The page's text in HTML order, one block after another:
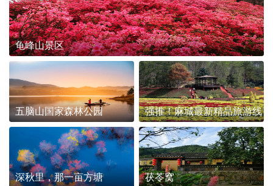
龟峰山景区
五脑山国家森林公园 强推！麻城最新精品旅游线
路发布~
深秋里，那一亩方塘 茯苓窝